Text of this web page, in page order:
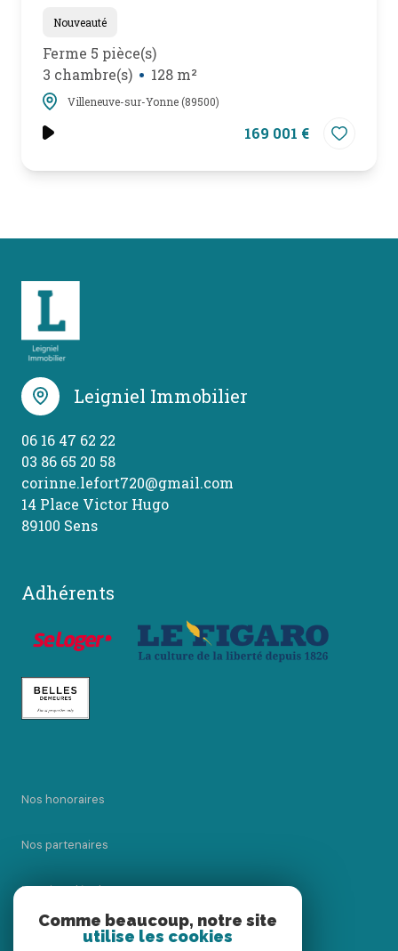
Nouveauté
Ferme 5 pièce(s)
3 chambre(s)
128 m²
Villeneuve-sur-Yonne (89500)
169 001 €
Leigniel Immobilier
06 16 47 62 22
03 86 65 20 58
corinne.lefort720@gmail.com
14 Place Victor Hugo
89100 Sens
Adhérents
Nos honoraires
Nos partenaires
Mentions légales
Comme beaucoup, notre site
utilise les cookies